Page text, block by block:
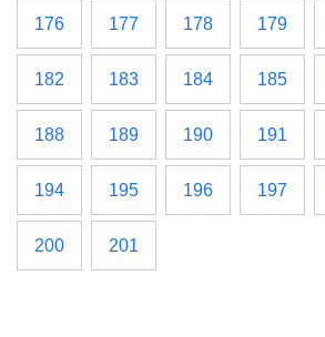
176 177 178 179
182 183 184 185
188 189 190 191
194 195 196 197
200 201